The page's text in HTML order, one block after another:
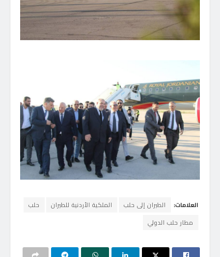
العلامات: الطيران إلى حلب الملكية الأردنية للطيران
حلب
مطار حلب الدولي